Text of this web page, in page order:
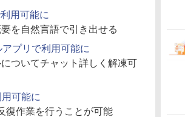
用可能に
を自然言語で引き出せる
プリで利用可能に
ついてチャット詳しく解凍可
可能に
復作業を行うことが可能